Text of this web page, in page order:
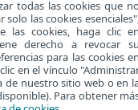
todas las cookies que no
solo las cookies
las cookies, haga clic en
derecho a revocar su
para las cookies en
en el vínculo
de nuestro sitio web o en
Para obtener